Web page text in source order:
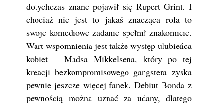
dotychczas znane pojawił się Rupert Grint. I
chociaż nie jest to jakaś znacząca rola to
swoje komediowe zadanie spełnił znakomicie.
Wart wspomnienia jest także występ ulubieńca
kobiet – Madsa Mikkelsena, który po tej
kreacji bezkompromisowego gangstera zyska
pewnie jeszcze więcej fanek. Debiut Bonda z
pewnością można uznać za udany, dlatego